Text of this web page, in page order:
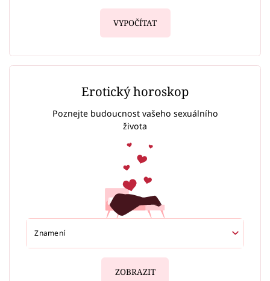
VYPOČÍTAT
Erotický horoskop
Poznejte budoucnost vašeho sexuálního
života
ZOBRAZIT